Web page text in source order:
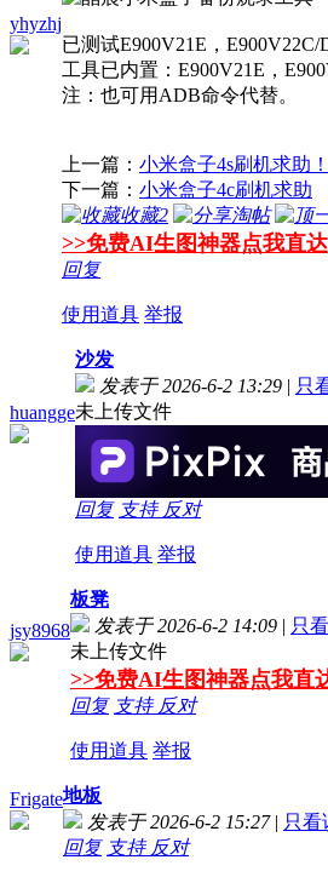
yhyzhj
已测试E900V21E，E900V22C/
工具已内置：E900V21E，
注：也可用ADB命令代替。
上一篇： 小米盒子4s刷机求助！
下一篇： 小米盒子4c刷机求助
收藏2 淘帖
>>免费AI生图神器点我直达
回复
使用道具 举报
huangge
沙发
发表于 2026-6-2 13:29 | 只
未上传文件
回复 支持 反对
使用道具 举报
jsy8968
板凳
发表于 2026-6-2 14:09 | 只
未上传文件
>>免费AI生图神器点我直
回复 支持 反对
使用道具 举报
Frigate地板
发表于 2026-6-2 15:27 | 只看
回复 支持 反对